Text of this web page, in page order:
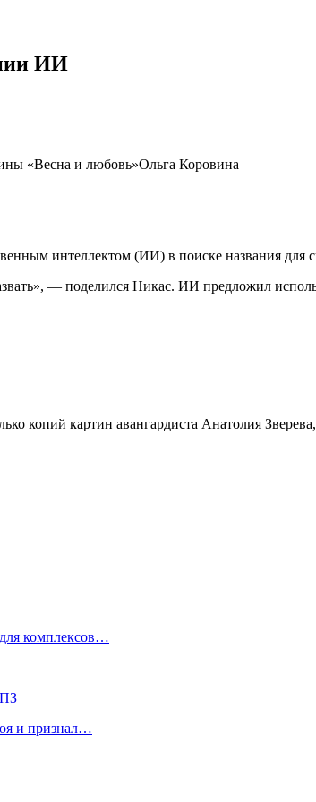
ИИ
«Весна и любовь»Ольга Коровина
интеллектом (ИИ) в поиске названия
— поделился Никас. ИИ предложил
копий картин авангардиста Анатолия
комплексов…
и признал…